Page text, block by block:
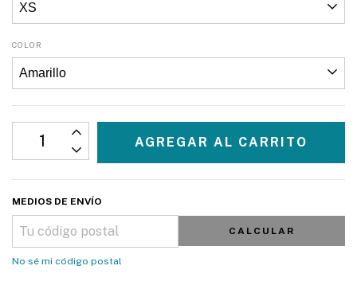
COLOR
MEDIOS DE ENVÍO
CALCULAR
No sé mi código postal